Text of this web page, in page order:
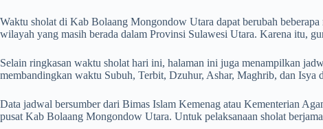
Waktu sholat di Kab Bolaang Mongondow Utara dapat berubah
wilayah yang masih berada dalam Provinsi Sulawesi Utara. Karena itu,
Selain ringkasan waktu sholat hari ini, halaman ini juga menampilkan
membandingkan waktu Subuh, Terbit, Dzuhur, Ashar, Maghrib, dan Isya
Data jadwal bersumber dari Bimas Islam Kemenag atau Kementerian
pusat Kab Bolaang Mongondow Utara. Untuk pelaksanaan sholat